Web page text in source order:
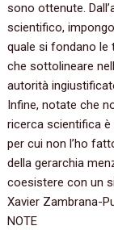
sono ottenute.‭
scientifico,‭
quale si fondano le
che sottolineare
autorità
Infine,‭ ‬notate che
ricerca scientifica
per cui non l’ho
della gerarchia
coesistere con un
Xavier Zambrana-
NOTE